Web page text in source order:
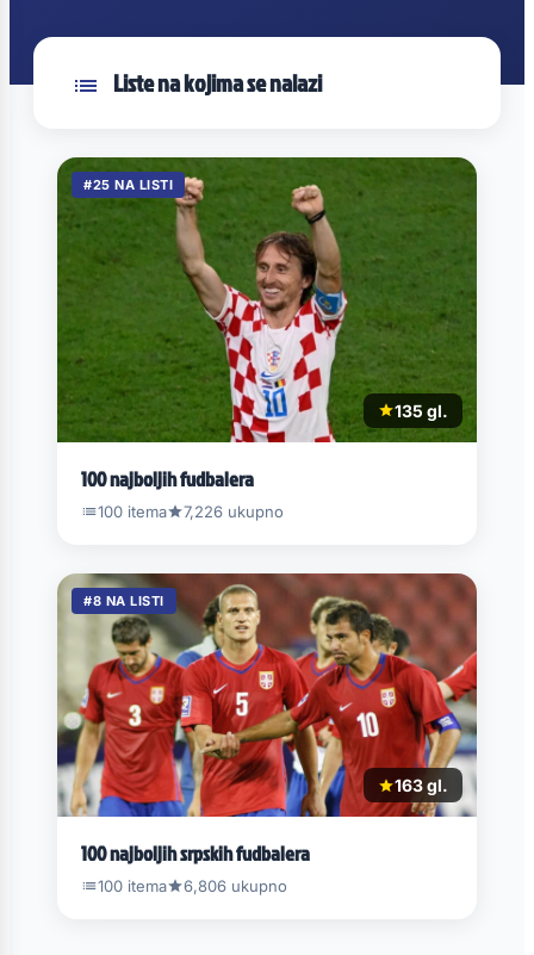
Liste na kojima se nalazi
#25 NA LISTI
135 gl.
100 najboljih fudbalera
100 itema 7,226 ukupno
#8 NA LISTI
163 gl.
100 najboljih srpskih fudbalera
100 itema 6,806 ukupno